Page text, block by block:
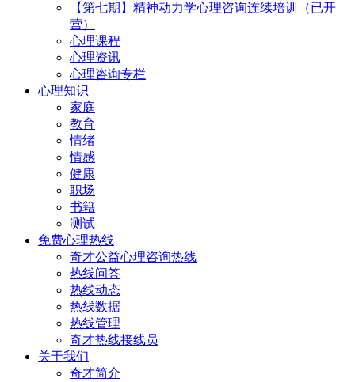
【第七期】精神动力学心理咨询连续培训（已开
营）
心理课程
心理资讯
心理咨询专栏
心理知识
家庭
教育
情绪
情感
健康
职场
书籍
测试
免费心理热线
奇才公益心理咨询热线
热线问答
热线动态
热线数据
热线管理
奇才热线接线员
关于我们
奇才简介